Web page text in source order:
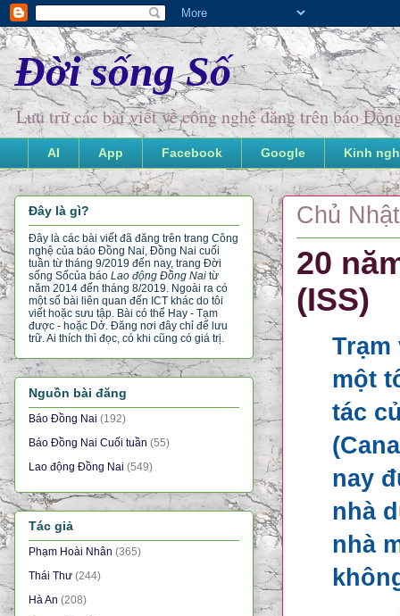
Đời sống Số
Lưu trữ các bài viết về công nghệ đăng trên báo
AI App Facebook Google Kinh
Chủ
20
(ISS)
Trạm
một
tác
nay
nhà
nhà
Đây là gì?
Đây là các bài viết đã đăng trên trang Công
nghệ của báo Đồng Nai, Đồng Nai cuối
tuần từ tháng 9/2019 đến nay, trang Đời
sống Sốcủa báo Lao động Đồng Nai từ
năm 2014 đến tháng 8/2019. Ngoài ra có
một số bài liên quan đến ICT khác do tôi
viết hoặc sưu tập. Bài có thể Hay - Tạm
được - hoặc Dở. Đăng nơi đây chỉ để lưu
trữ. Ai thích thì đọc, có khi cũng có giá trị.
Nguồn bài đăng
Báo Đồng Nai (192)
Báo Đồng Nai Cuối tuần (55)
Lao động Đồng Nai (549)
Tác giả
Phạm Hoài Nhân (365)
Thái Thư (244)
Hà An (208)